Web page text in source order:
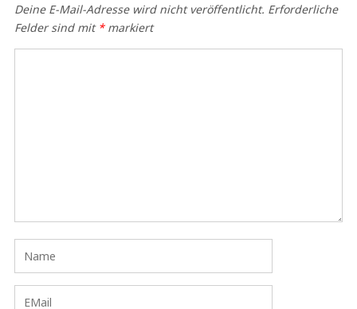
Deine E-Mail-Adresse wird nicht veröffentlicht. Erforderliche
Felder sind mit *markiert